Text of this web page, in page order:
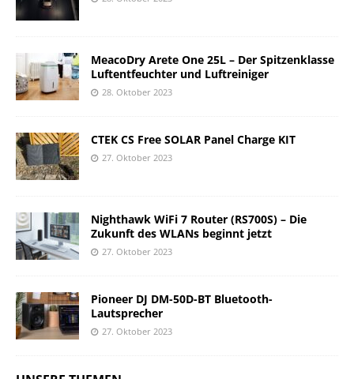
MeacoDry Arete One 25L – Der Spitzenklasse
Luftentfeuchter und Luftreiniger
28. Oktober 2023
CTEK CS Free SOLAR Panel Charge KIT
27. Oktober 2023
Nighthawk WiFi 7 Router (RS700S) – Die
Zukunft des WLANs beginnt jetzt
27. Oktober 2023
Pioneer DJ DM-50D-BT Bluetooth-
Lautsprecher
27. Oktober 2023